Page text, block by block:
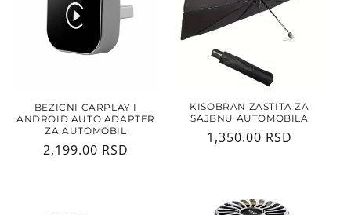
BEZICNI CARPLAY I
ANDROID AUTO ADAPTER
ZA AUTOMOBIL
Regularna
2,199.00 RSD
KISOBRAN ZASTITA ZA
SAJBNU AUTOMOBILA
Regularna
1,350.00 RSD